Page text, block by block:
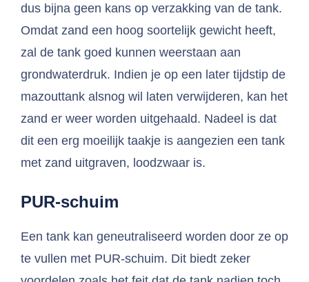
dus bijna geen kans op verzakking van de tank.
Omdat zand een hoog soortelijk gewicht heeft,
zal de tank goed kunnen weerstaan aan
grondwaterdruk. Indien je op een later tijdstip de
mazouttank alsnog wil laten verwijderen, kan het
zand er weer worden uitgehaald. Nadeel is dat
dit een erg moeilijk taakje is aangezien een tank
met zand uitgraven, loodzwaar is.
PUR-schuim
Een tank kan geneutraliseerd worden door ze op
te vullen met PUR-schuim. Dit biedt zeker